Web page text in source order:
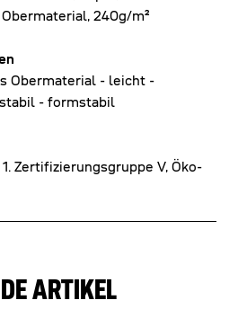
240g/m²
Obermaterial - leicht -
- formstabil
1. Zertifizierungsgruppe V, Öko-
ARTIKEL